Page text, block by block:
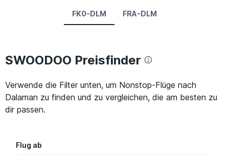
FK0-DLM FRA-DLM
SWOODOO Preisfinder
Verwende die Filter unten, um Nonstop-Flüge nach
Dalaman zu finden und zu vergleichen, die am besten zu
dir passen.
Flug ab